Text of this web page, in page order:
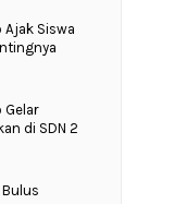
Ajak Siswa
Gelar
di SDN 2